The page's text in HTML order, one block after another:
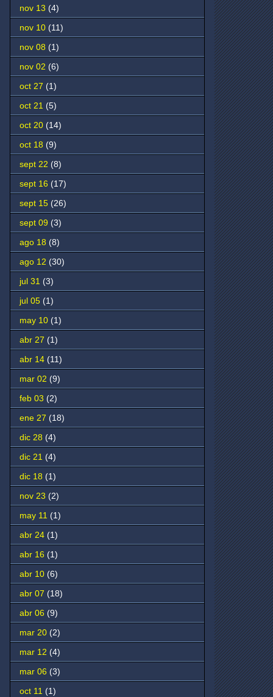
nov 13 (4)
nov 10 (11)
nov 08 (1)
nov 02 (6)
oct 27 (1)
oct 21 (5)
oct 20 (14)
oct 18 (9)
sept 22 (8)
sept 16 (17)
sept 15 (26)
sept 09 (3)
ago 18 (8)
ago 12 (30)
jul 31 (3)
jul 05 (1)
may 10 (1)
abr 27 (1)
abr 14 (11)
mar 02 (9)
feb 03 (2)
ene 27 (18)
dic 28 (4)
dic 21 (4)
dic 18 (1)
nov 23 (2)
may 11 (1)
abr 24 (1)
abr 16 (1)
abr 10 (6)
abr 07 (18)
abr 06 (9)
mar 20 (2)
mar 12 (4)
mar 06 (3)
oct 11 (1)